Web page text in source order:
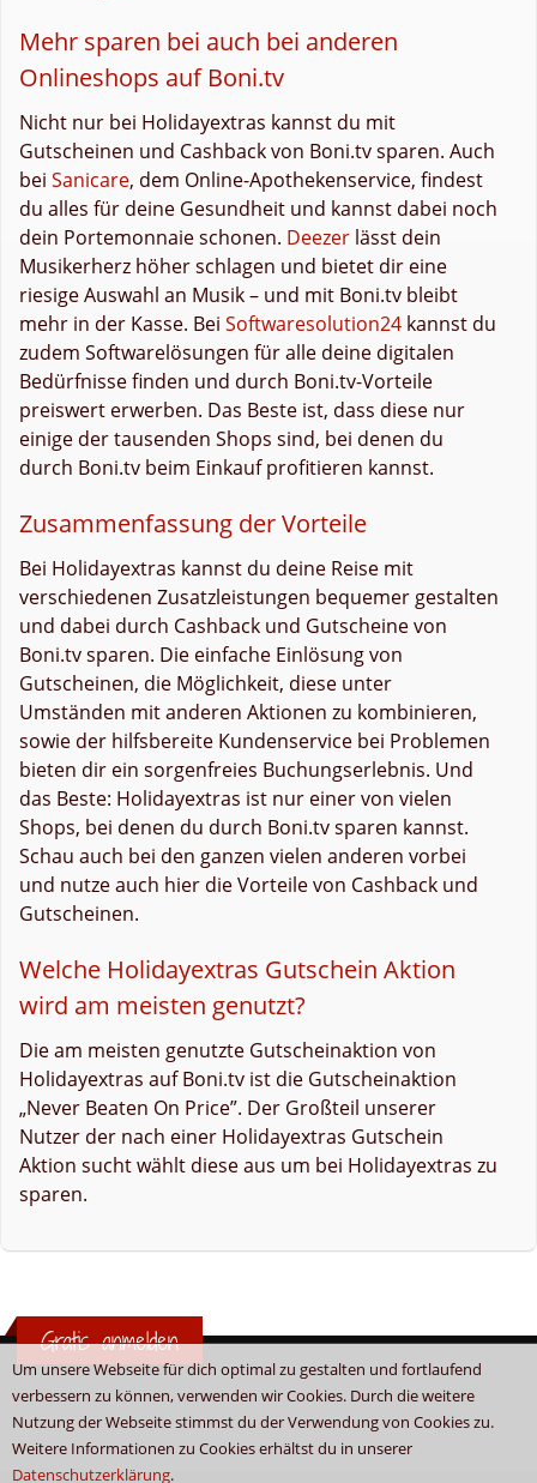
Um unsere Webseite für dich optimal zu gestalten und fortlaufend
verbessern zu können, verwenden wir Cookies. Durch die weitere
Nutzung der Webseite stimmst du der Verwendung von Cookies zu.
Weitere Informationen zu Cookies erhältst du in unserer
Datenschutzerklärung.
Mehr sparen bei auch bei anderen
Onlineshops auf Boni.tv
Nicht nur bei Holidayextras kannst du mit
Gutscheinen und Cashback von Boni.tv sparen. Auch
bei Sanicare, dem Online-Apothekenservice, findest
du alles für deine Gesundheit und kannst dabei noch
dein Portemonnaie schonen. Deezer lässt dein
Musikerherz höher schlagen und bietet dir eine
riesige Auswahl an Musik – und mit Boni.tv bleibt
mehr in der Kasse. Bei Softwaresolution24 kannst du
zudem Softwarelösungen für alle deine digitalen
Bedürfnisse finden und durch Boni.tv-Vorteile
preiswert erwerben. Das Beste ist, dass diese nur
einige der tausenden Shops sind, bei denen du
durch Boni.tv beim Einkauf profitieren kannst.
Zusammenfassung der Vorteile
Bei Holidayextras kannst du deine Reise mit
verschiedenen Zusatzleistungen bequemer gestalten
und dabei durch Cashback und Gutscheine von
Boni.tv sparen. Die einfache Einlösung von
Gutscheinen, die Möglichkeit, diese unter
Umständen mit anderen Aktionen zu kombinieren,
sowie der hilfsbereite Kundenservice bei Problemen
bieten dir ein sorgenfreies Buchungserlebnis. Und
das Beste: Holidayextras ist nur einer von vielen
Shops, bei denen du durch Boni.tv sparen kannst.
Schau auch bei den ganzen vielen anderen vorbei
und nutze auch hier die Vorteile von Cashback und
Gutscheinen.
Welche Holidayextras Gutschein Aktion
wird am meisten genutzt?
Die am meisten genutzte Gutscheinaktion von
Holidayextras auf Boni.tv ist die Gutscheinaktion
„Never Beaten On Price”. Der Großteil unserer
Nutzer der nach einer Holidayextras Gutschein
Aktion sucht wählt diese aus um bei Holidayextras zu
sparen.
Gratis anmelden